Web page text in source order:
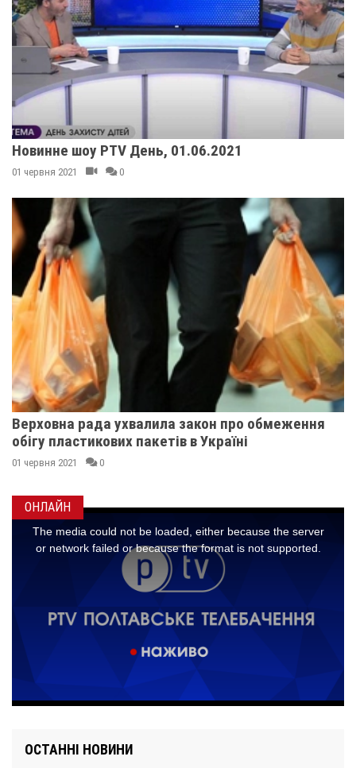
ОНЛАЙН
ОСТАННІ НОВИНИ
Новинне шоу PTV День, 01.06.2021
01 червня 2021 0
Верховна рада ухвалила закон про обмеження
обігу пластикових пакетів в Україні
01 червня 2021 0